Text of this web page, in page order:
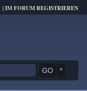
|IM FORUM REGISTRIEREN
*